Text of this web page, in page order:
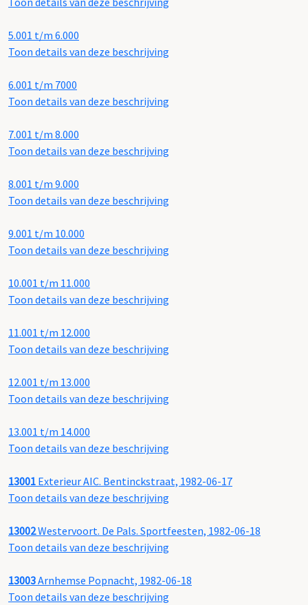
5.001 t/m 6.000
Toon details van deze beschrijving
6.001 t/m 7000
Toon details van deze beschrijving
7.001 t/m 8.000
Toon details van deze beschrijving
8.001 t/m 9.000
Toon details van deze beschrijving
9.001 t/m 10.000
Toon details van deze beschrijving
10.001 t/m 11.000
Toon details van deze beschrijving
11.001 t/m 12.000
Toon details van deze beschrijving
12.001 t/m 13.000
Toon details van deze beschrijving
13.001 t/m 14.000
Toon details van deze beschrijving
13001 Exterieur AIC. Bentinckstraat, 1982-06-17
Toon details van deze beschrijving
13002Westervoort. De Pals. Sportfeesten, 1982-06-18
Toon details van deze beschrijving
13003Arnhemse Popnacht, 1982-06-18
Toon details van deze beschrijving